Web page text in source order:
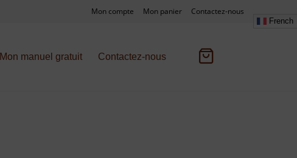
Mon compte Mon panier Contactez-nous
French
Mon manuel gratuit Contactez-nous